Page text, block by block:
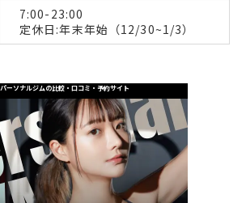
7:00-23:00
定休日:年末年始（12/30~1/3）
パーソナルジムの比較・口コミ・予約サイト